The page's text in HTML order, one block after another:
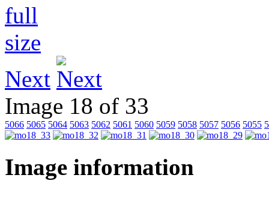
Next
Image 18 of 33
5066 5065 5064 5063 5062 5061 5060 5059 5058 5057 5056 5055
Image information